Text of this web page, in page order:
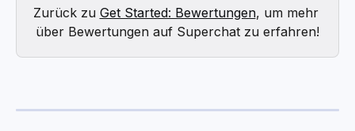
Zurück zu Get Started: Bewertungen, um mehr
über Bewertungen auf Superchat zu erfahren!